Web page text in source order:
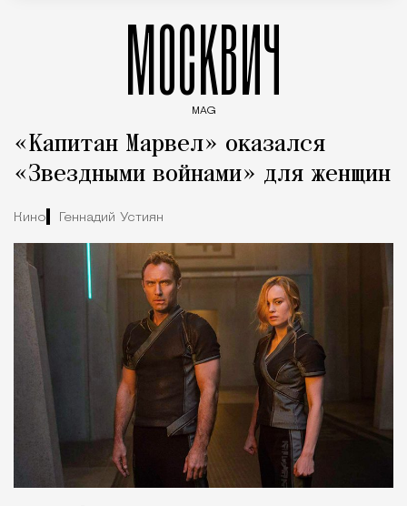
МОСКВИЧ
MAG
«Капитан Марвел» оказался
«Звездными войнами» для женщин
Кино Геннадий Устиян